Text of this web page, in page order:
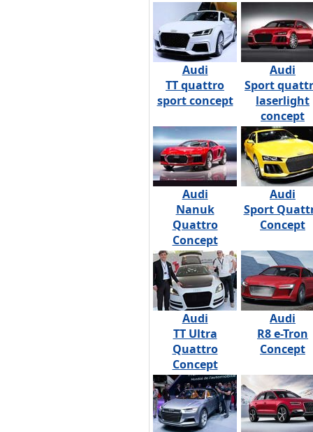
Audi
TT quattro
sport concept
Audi
Sport
laserlight
concept
Audi
Nanuk
Quattro
Concept
Audi
Sport
Concept
Audi
TT Ultra
Quattro
Concept
Audi
R8 e-Tron
Concept